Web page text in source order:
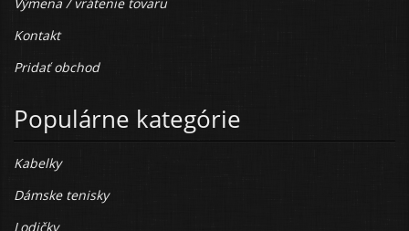
Kontakt
Pridať obchod
Populárne kategórie
Kabelky
Dámske tenisky
Lodičky